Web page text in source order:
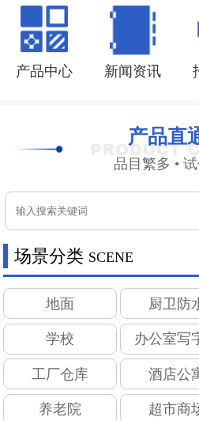
产品中心 新闻资讯
产品直
品目繁多 •
场景分类 SCENE
地面 厨卫防
学校 办公室写
工厂仓库 酒店公
养老院 超市商